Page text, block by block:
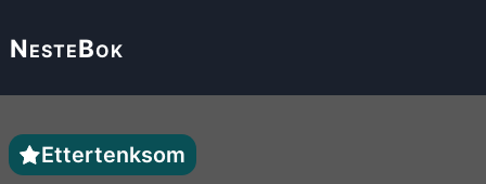
NesteBok
Ettertenksom